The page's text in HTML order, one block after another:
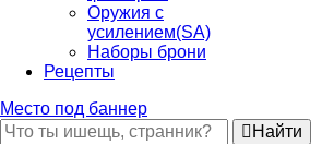
Оружия с
усилением(SA)
Наборы брони
Рецепты
Место под баннер
Найти